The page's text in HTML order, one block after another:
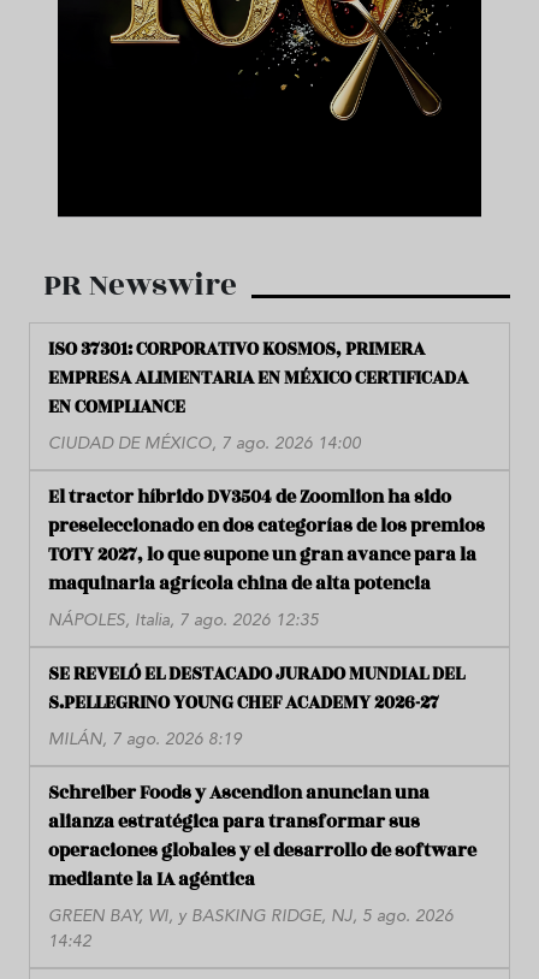
PR Newswire
ISO 37301: CORPORATIVO KOSMOS, PRIMERA
EMPRESA ALIMENTARIA EN MÉXICO CERTIFICADA
EN COMPLIANCE
CIUDAD DE MÉXICO, 7 ago. 2026 14:00
El tractor híbrido DV3504 de Zoomlion ha sido
preseleccionado en dos categorías de los premios
TOTY 2027, lo que supone un gran avance para la
maquinaria agrícola china de alta potencia
NÁPOLES, Italia, 7 ago. 2026 12:35
SE REVELÓ EL DESTACADO JURADO MUNDIAL DEL
S.PELLEGRINO YOUNG CHEF ACADEMY 2026-27
MILÁN, 7 ago. 2026 8:19
Schreiber Foods y Ascendion anuncian una
alianza estratégica para transformar sus
operaciones globales y el desarrollo de software
mediante la IA agéntica
GREEN BAY, WI, y BASKING RIDGE, NJ, 5 ago. 2026
14:42